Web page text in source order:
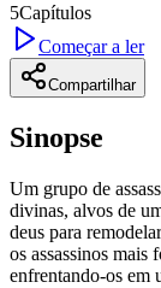
5Capítulos
Começar a ler
Compartilhar
Sinopse
Um grupo de
divinas, alvos de
deus para
os assassinos mais
enfrentando-os em